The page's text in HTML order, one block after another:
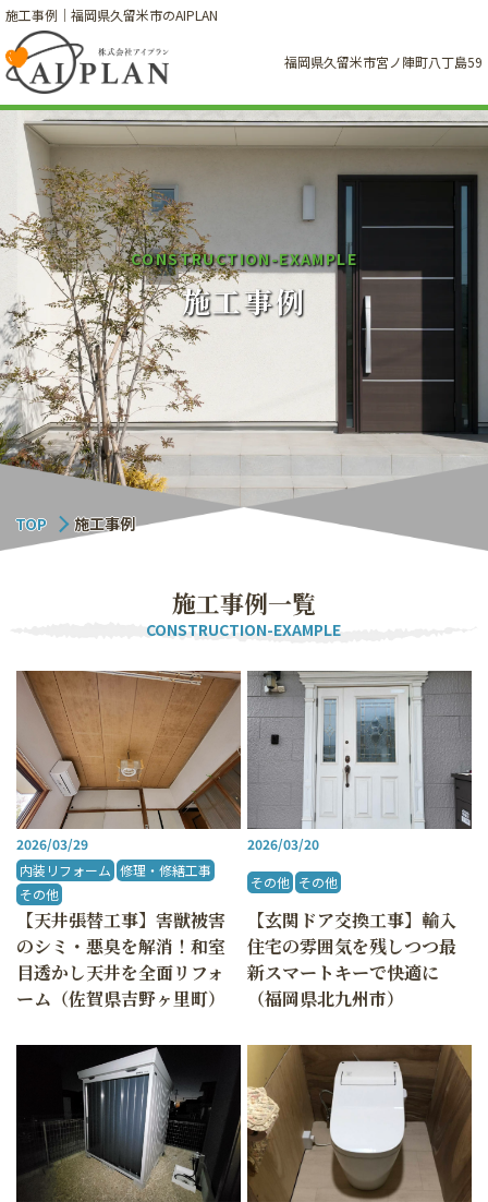
施工事例｜福岡県久留米市のAIPLAN
福岡県久留米市宮ノ陣町八丁島59
CONSTRUCTION-EXAMPLE
施工事例
TOP 施工事例
施工事例一覧
CONSTRUCTION-EXAMPLE
2026/03/29
内装リフォーム 修理・修繕工事
その他
【天井張替工事】害獣被害
のシミ・悪臭を解消！和室
目透かし天井を全面リフォ
ーム（佐賀県吉野ヶ里町）
2026/03/20
その他 その他
【玄関ドア交換工事】輸入
住宅の雰囲気を残しつつ最
新スマートキーで快適に
（福岡県北九州市）